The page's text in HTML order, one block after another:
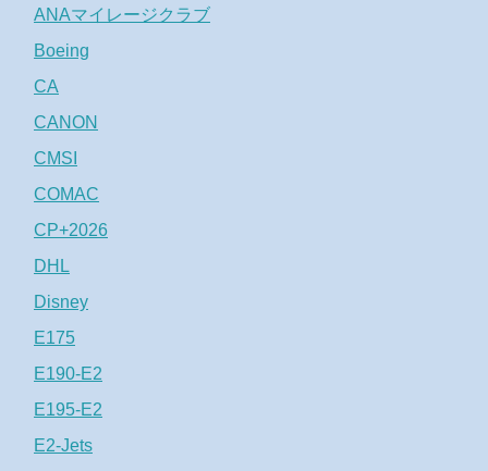
ANAマイレージクラブ
Boeing
CA
CANON
CMSI
COMAC
CP+2026
DHL
Disney
E175
E190-E2
E195-E2
E2-Jets